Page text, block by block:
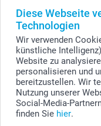
Diese Webseite
Technologien
Wir verwenden
künstliche
Website zu
personalisieren und
bereitzustellen. Wir
Nutzung unserer
Social-Media-
finden Sie hier.
- Nederland - Norge -
Switzerland - Suomi
Other Countries
Alle Preise verstehen sich